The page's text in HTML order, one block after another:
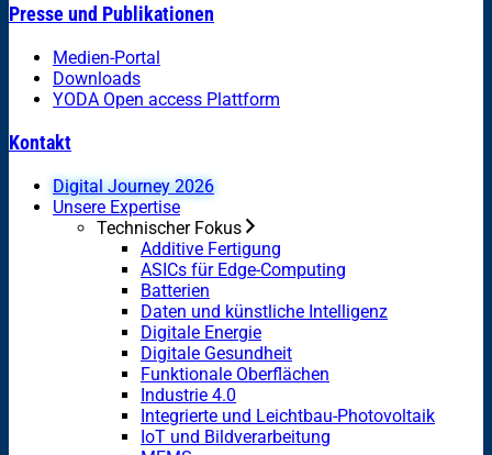
Presse und Publikationen
Medien-Portal
Downloads
YODA Open access Plattform
Kontakt
Digital Journey 2026
Unsere Expertise
Technischer Fokus
Additive Fertigung
ASICs für Edge-Computing
Batterien
Daten und künstliche Intelligenz
Digitale Energie
Digitale Gesundheit
Funktionale Oberflächen
Industrie 4.0
Integrierte und Leichtbau-Photovoltaik
IoT und Bildverarbeitung